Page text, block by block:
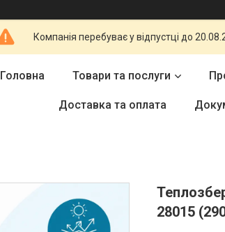
Компанія перебуває у відпустці до
Головна Товари та послуги
Доставка та оплата
28015